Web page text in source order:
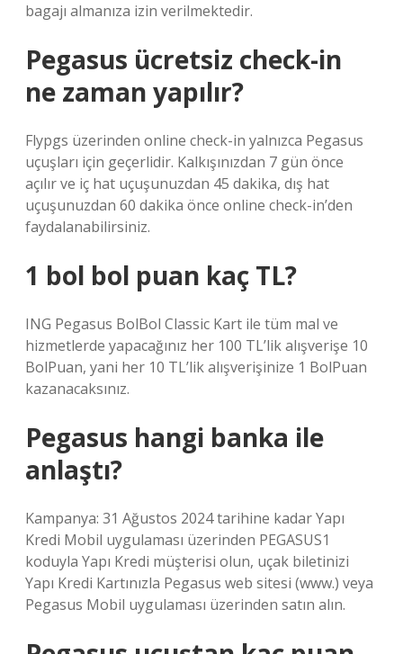
bagajı almanıza izin verilmektedir.
Pegasus ücretsiz check-in
ne zaman yapılır?
Flypgs üzerinden online check-in yalnızca Pegasus
uçuşları için geçerlidir. Kalkışınızdan 7 gün önce
açılır ve iç hat uçuşunuzdan 45 dakika, dış hat
uçuşunuzdan 60 dakika önce online check-in’den
faydalanabilirsiniz.
1 bol bol puan kaç TL?
ING Pegasus BolBol Classic Kart ile tüm mal ve
hizmetlerde yapacağınız her 100 TL’lik alışverişe 10
BolPuan, yani her 10 TL’lik alışverişinize 1 BolPuan
kazanacaksınız.
Pegasus hangi banka ile
anlaştı?
Kampanya: 31 Ağustos 2024 tarihine kadar Yapı
Kredi Mobil uygulaması üzerinden PEGASUS1
koduyla Yapı Kredi müşterisi olun, uçak biletinizi
Yapı Kredi Kartınızla Pegasus web sitesi (www.) veya
Pegasus Mobil uygulaması üzerinden satın alın.